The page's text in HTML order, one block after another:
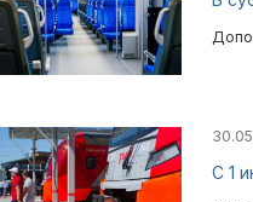
С 1